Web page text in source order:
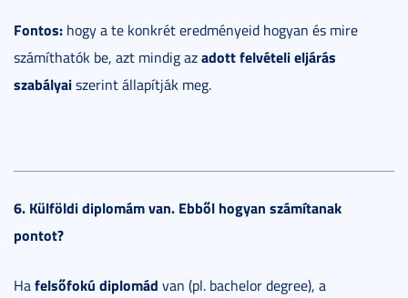
Fontos: hogy a te konkrét eredményeid hogyan és mire
számíthatók be, azt mindig azadott felvételi eljárás
szabályaiszerint állapítják meg.
6. Külföldi diplomám van. Ebből hogyan számítanak
pontot?
Hafelsőfokú diplomád van (pl. bachelor degree), a